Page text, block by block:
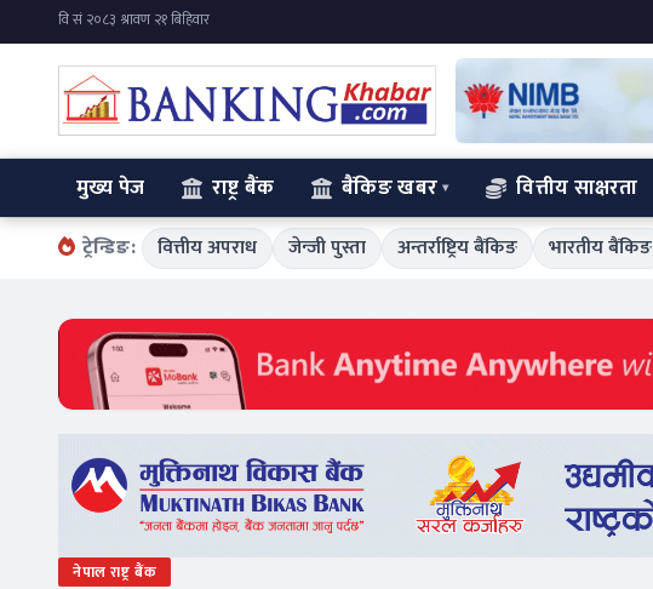
मुख्य पेज राष्ट्र बैंक बैंकिङ खबर वित्तीय साक्षरता
ट्रेन्डिङ: वित्तीय अपराध जेन्जी पुस्ता अन्तर्राष्ट्रिय बैंकिङ भारतीय बैंकिङ
नेपाल राष्ट्र बैंक